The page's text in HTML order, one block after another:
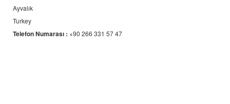
Ayvalık
Turkey
Telefon Numarası : +90 266 331 57 47